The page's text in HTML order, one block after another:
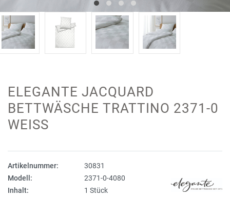
ELEGANTE JACQUARD
BETTWÄSCHE TRATTINO 2371-0
WEISS
Artikelnummer:
30831
Modell:
2371-0-4080
Inhalt:
1 Stück